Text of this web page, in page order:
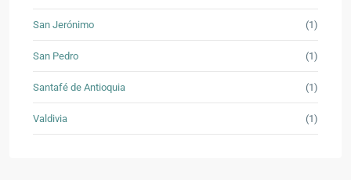
San Jerónimo (1)
San Pedro (1)
Santafé de Antioquia (1)
Valdivia (1)